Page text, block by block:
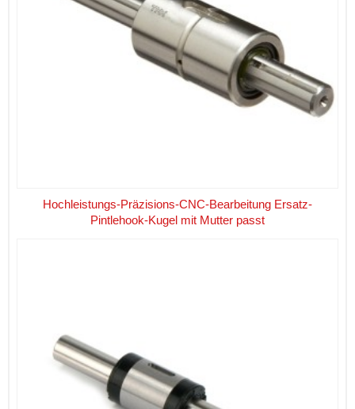
Hochleistungs-Präzisions-CNC-Bearbeitung Ersatz-
Pintlehook-Kugel mit Mutter passt